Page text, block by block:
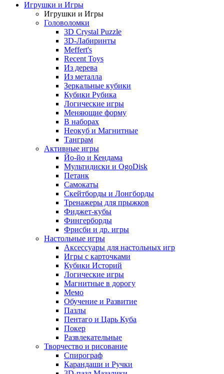
Игрушки и Игры
Игрушки и Игры
Головоломки
3D Crystal Puzzle
3D-Лабиринты
Meffert's
Recent Toys
Из дерева
Из металла
Зеркальные кубики
Кубики Рубика
Логические игры
Меняющие форму
В наборах
Неокуб и Магнитные
Танграм
Активные игры
Йо-йо и Кендама
Мультидиски и OgoDisk
Петанк
Самокаты
Скейтборды и Лонгборды
Тренажеры для прыжков
Фиджет-кубы
Фингерборды
Фрисби и др. игры
Настольные игры
Аксессуары для настольных игр
Игры с карточками
Кубики Историй
Логические игры
Магнитные в дорогу
Мемо
Обучение и Развитие
Пазлы
Пентаго и Царь Куба
Покер
Развлекательные
Творчество и рисование
Спирограф
Карандаши и Ручки